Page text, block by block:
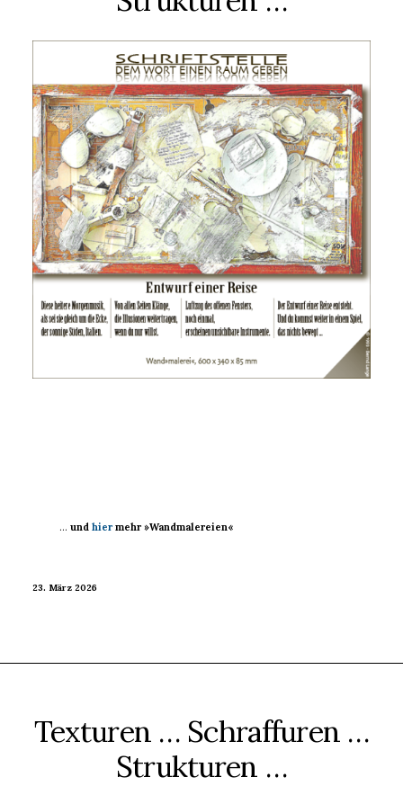
…undhier mehr »Wandmalereien«
23. März 2026
Texturen … Schraffuren …
Strukturen …